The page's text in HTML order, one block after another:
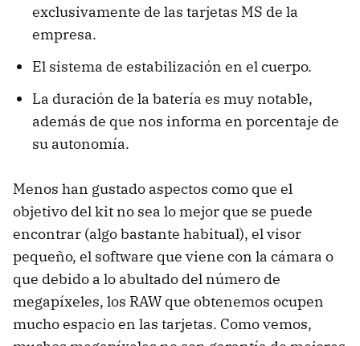
exclusivamente de las tarjetas MS de la
empresa.
El sistema de estabilización en el cuerpo.
La duración de la batería es muy notable,
además de que nos informa en porcentaje de
su autonomía.
Menos han gustado aspectos como que el
objetivo del kit no sea lo mejor que se puede
encontrar (algo bastante habitual), el visor
pequeño, el software que viene con la cámara o
que debido a lo abultado del número de
megapíxeles, los RAW que obtenemos ocupen
mucho espacio en las tarjetas. Como vemos,